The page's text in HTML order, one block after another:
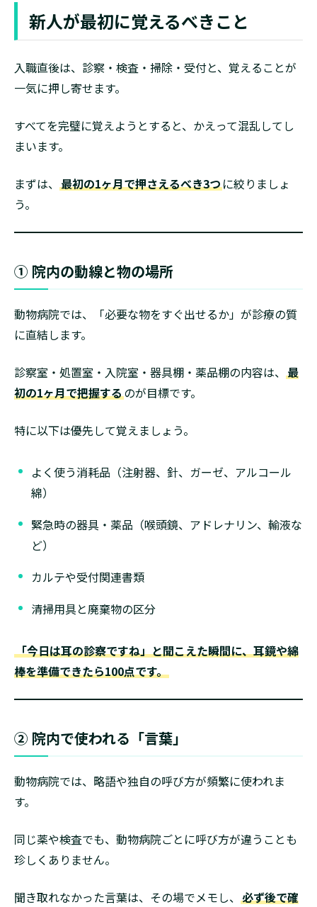
新人が最初に覚えるべきこと
入職直後は、診察・検査・掃除・受付と、覚えることが
一気に押し寄せます。
すべてを完璧に覚えようとすると、かえって混乱してし
まいます。
まずは、 最初の1ヶ月で押さえるべき3つに絞りましょ
う。
① 院内の動線と物の場所
動物病院では、「必要な物をすぐ出せるか」が診療の質
に直結します。
診察室・処置室・入院室・器具棚・薬品棚の内容は、 最
初の1ヶ月で把握するのが目標です。
特に以下は優先して覚えましょう。
よく使う消耗品（注射器、針、ガーゼ、アルコール
綿）
緊急時の器具・薬品（喉頭鏡、アドレナリン、輸液な
ど）
カルテや受付関連書類
清掃用具と廃棄物の区分
「今日は耳の診察ですね」と聞こえた瞬間に、耳鏡や綿
棒を準備できたら100点です。
② 院内で使われる「言葉」
動物病院では、略語や独自の呼び方が頻繁に使われま
す。
同じ薬や検査でも、動物病院ごとに呼び方が違うことも
珍しくありません。
聞き取れなかった言葉は、その場でメモし、 必ず後で確